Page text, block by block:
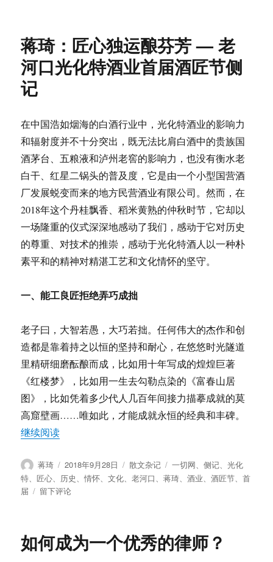
日
登
薤
诵）
蒋琦：匠心独运酿芬芳 — 老
河口光化特酒业首届酒匠节侧
记
在中国浩如烟海的白酒行业中，光化特酒业的影响力
和辐射度并不十分突出，既无法比肩白酒中的贵族国
酒茅台、五粮液和泸州老窖的影响力，也没有衡水老
白干、红星二锅头的普及度，它是由一个小型国营酒
厂发展蜕变而来的地方民营酒业有限公司。然而，在
2018年这个丹桂飘香、稻米黄熟的仲秋时节，它却以
一场隆重的仪式深深地感动了我们，感动于它对历史
的尊重、对技术的推崇，感动于光化特酒人以一种朴
素平和的精神对精湛工艺和文化情怀的坚守。
一、能工良匠拒绝弄巧成拙
老子曰，大智若愚，大巧若拙。任何伟大的杰作和创
造都是靠着持之以恒的坚持和耐心，在悠悠时光隧道
里精研细磨酝酿而成，比如用十年写成的煌煌巨著
《红楼梦》，比如用一生去勾勒点染的《富春山居
图》，比如凭着多少代人几百年间接力描摹成就的莫
高窟壁画……唯如此，才能成就永恒的经典和丰碑。
继续阅读“蒋琦：匠心独运酿芬芳 — 老河口光化特酒业首
作
者
蒋琦
发
布
于
2018年9月28日
分
类
散文杂记
标
签
一切网 、侧记 、光化
特 、匠心 历史 、情怀 、文化 、老河口 、蒋琦 、酒业 、酒匠节 、首
届
于
心
独
留下评论
如何成为一个优秀的律师？